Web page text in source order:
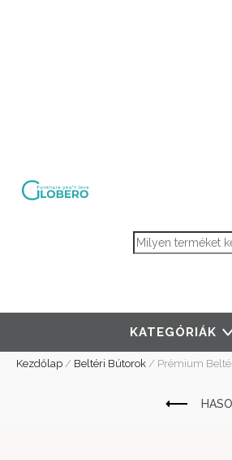
Products search
KATEGÓRIÁK
Kezdőlap / Beltéri Bútorok / Prémium